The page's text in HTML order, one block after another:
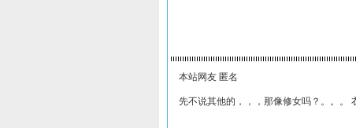
本站网友 匿名
先不说其他的，，，那像修女吗？。。。